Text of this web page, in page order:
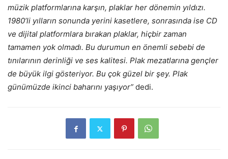
müzik platformlarına karşın, plaklar her dönemin yıldızı.
1980’li yılların sonunda yerini kasetlere, sonrasında ise CD
ve dijital platformlara bırakan plaklar, hiçbir zaman
tamamen yok olmadı. Bu durumun en önemli sebebi de
tınılarının derinliği ve ses kalitesi. Plak mezatlarına gençler
de büyük ilgi gösteriyor. Bu çok güzel bir şey. Plak
günümüzde ikinci baharını yaşıyor” dedi.